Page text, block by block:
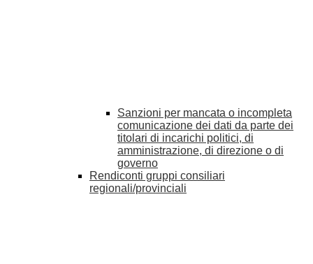
Sanzioni per mancata o incompleta
comunicazione dei dati da parte dei
titolari di incarichi politici, di
amministrazione, di direzione o di
governo
Rendiconti gruppi consiliari
regionali/provinciali